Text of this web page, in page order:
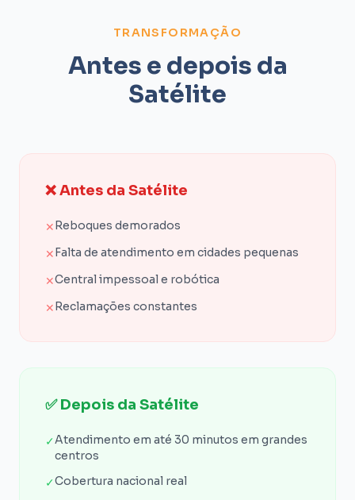
TRANSFORMAÇÃO
Antes e depois da
Satélite
❌ Antes da Satélite
✕Reboques demorados
✕Falta de atendimento em cidades pequenas
✕Central impessoal e robótica
✕Reclamações constantes
✅ Depois da Satélite
✓Atendimento em até 30 minutos em grandes
centros
✓Cobertura nacional real